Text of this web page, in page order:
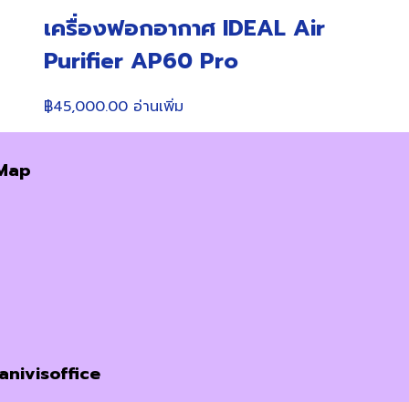
เครื่องฟอกอากาศ IDEAL Air
Purifier AP60 Pro
฿45,000.00 อ่านเพิ่ม